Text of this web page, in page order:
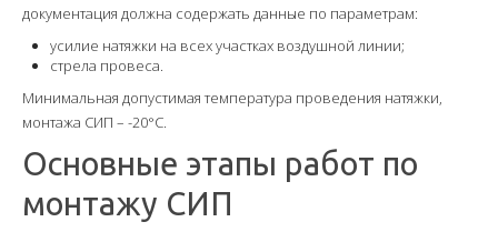
документация должна содержать данные по параметрам:
усилие натяжки на всех участках воздушной линии;
стрела провеса.
Минимальная допустимая температура проведения натяжки,
монтажа СИП – -20°C.
Основные этапы работ по
монтажу СИП